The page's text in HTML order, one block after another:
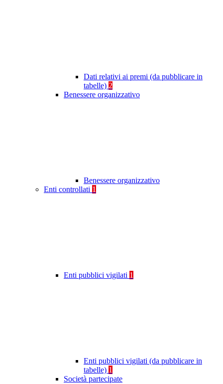
Dati relativi ai premi (da pubblicare in
tabelle) 2
Benessere organizzativo
Benessere organizzativo
Enti controllati 1
Enti pubblici vigilati 1
Enti pubblici vigilati (da pubblicare in
tabelle) 1
Società partecipate